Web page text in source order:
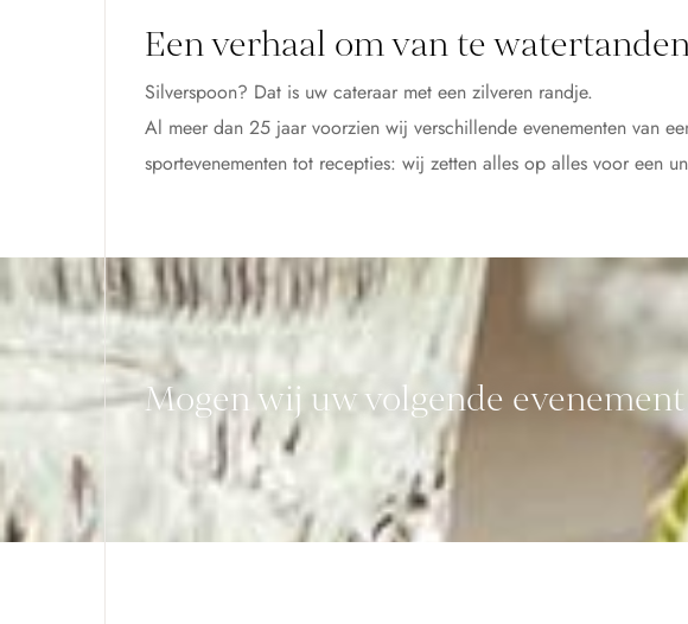
Een verhaal om van te
Silverspoon? Dat is uw cateraar met een zilveren randje.
Al meer dan 25 jaar voorzien wij verschillende evenementen van
sportevenementen tot recepties: wij zetten alles op alles voor een
Mogen wij uw volgende